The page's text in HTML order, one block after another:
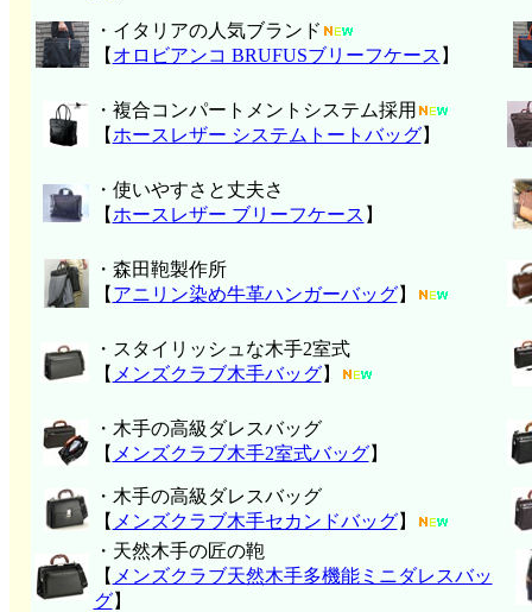
・イタリアの人気ブランド
【 オロビアンコ BRUFUSブリーフケース 】
・複合コンパートメントシステム採用
【 ホースレザー システムトートバッグ】
・使いやすさと丈夫さ
【 ホースレザー ブリーフケース 】
・森田鞄製作所
【 アニリン染め牛革ハンガーバッグ】
・スタイリッシュな木手2室式
【 メンズクラブ木手バッグ】
・木手の高級ダレスバッグ
【 メンズクラブ木手2室式バッグ】
・木手の高級ダレスバッグ
【 メンズクラブ木手セカンドバッグ】
・天然木手の匠の鞄
【 メンズクラブ天然木手多機能ミニダレスバッ
グ】